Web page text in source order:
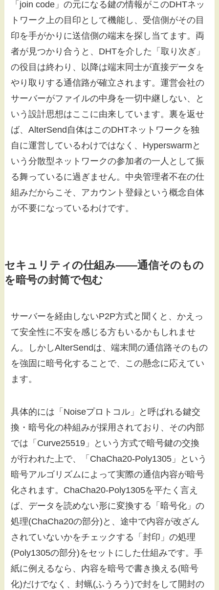
「join code」の元になる鍵の情報がこのDHTネッ
トワーク上の目印として機能し、受信側がその目
印を手がかりに送信側の端末を探し当てます。両
者が見つかり合うと、DHTを介した「取り次ぎ」
の役目は終わり、以降は端末同士が直接データを
やり取りする通信路が確立されます。運営会社の
サーバーがファイルの中身を一切中継しない、と
いう設計思想はここに由来しています。裏を返せ
ば、AlterSend自体はこのDHTネットワークを独
自に運営しているわけではなく、Hyperswarmと
いう分散型ネットワークの参加者の一人として振
る舞っているに過ぎません。中央管理者不在の仕
組みだからこそ、アカウント登録という概念自体
が不要になっているわけです。
セキュリティの仕組み——通信そのもの
を暗号の封筒で包む
サーバーを経由しないP2P方式と聞くと、かえっ
て安全性に不安を感じる方もいるかもしれませ
ん。しかしAlterSendは、端末間の通信路そのもの
を強固に暗号化することで、この懸念に応えてい
ます。
具体的には「Noiseプロトコル」と呼ばれる鍵交
換・暗号化の枠組みが採用されており、その内部
では「Curve25519」という方式で暗号鍵の交換
が行われた上で、「ChaCha20-Poly1305」という
暗号アルゴリズムによって実際の通信内容が暗号
化されます。ChaCha20-Poly1305を平たく言え
ば、データを読めない形に変換する「暗号化」の
処理(ChaCha20の部分)と、途中で内容が改ざん
されていないかをチェックする「封印」の処理
(Poly1305の部分)をセットにした仕組みです。手
紙に例えるなら、内容を暗号で書き換える(暗号
化)だけでなく、封蝋(ふうろう)で封をして開封の